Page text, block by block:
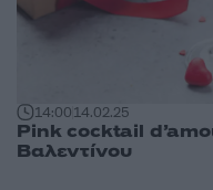
14:0014.02.25
Pink cocktail
Βαλεντίνου